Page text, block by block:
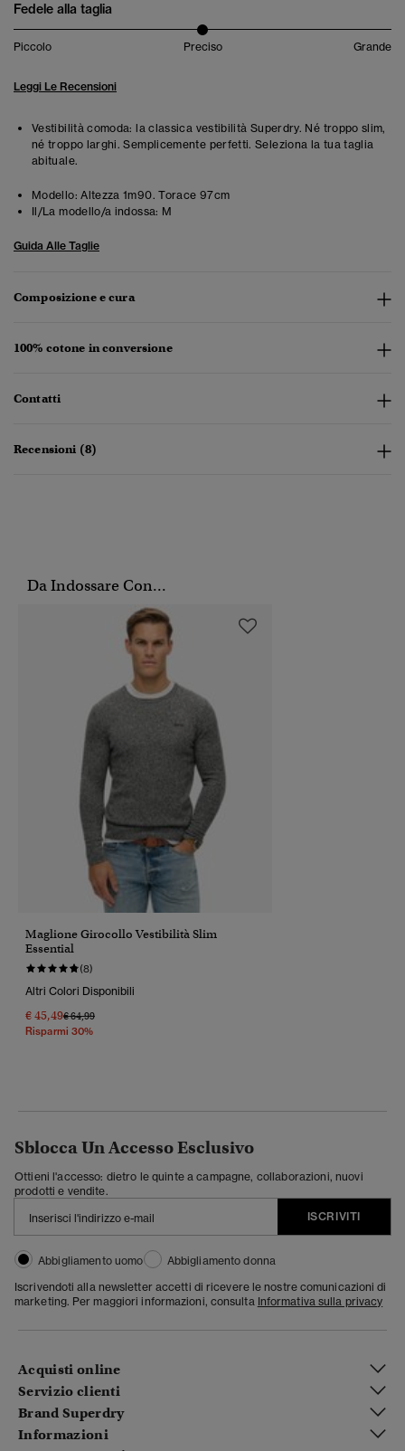
Fedele alla taglia
Piccolo Preciso Grande
Leggi Le Recensioni
Vestibilità comoda: la classica vestibilità Superdry. Né troppo slim,
né troppo larghi. Semplicemente perfetti. Seleziona la tua taglia
abituale.
Modello: Altezza 1m90. Torace 97cm
Il/La modello/a indossa: M
Guida Alle Taglie
Composizione e cura
100% cotone in conversione
Contatti
Recensioni (8)
Da Indossare Con...
Maglione Girocollo Vestibilità Slim
Essential
(8)
Altri Colori Disponibili
€ 45,49Prezzo Ridotto Da
€ 64,99A
Risparmi 30%
Sblocca Un Accesso Esclusivo
Ottieni l'accesso: dietro le quinte a campagne, collaborazioni, nuovi
prodotti e vendite.
ISCRIVITI
Abbigliamento uomo
Abbigliamento donna
Iscrivendoti alla newsletter accetti di ricevere le nostre comunicazioni di
marketing. Per maggiori informazioni, consulta Informativa sulla privacy
Acquisti online
Servizio clienti
Brand Superdry
Informazioni